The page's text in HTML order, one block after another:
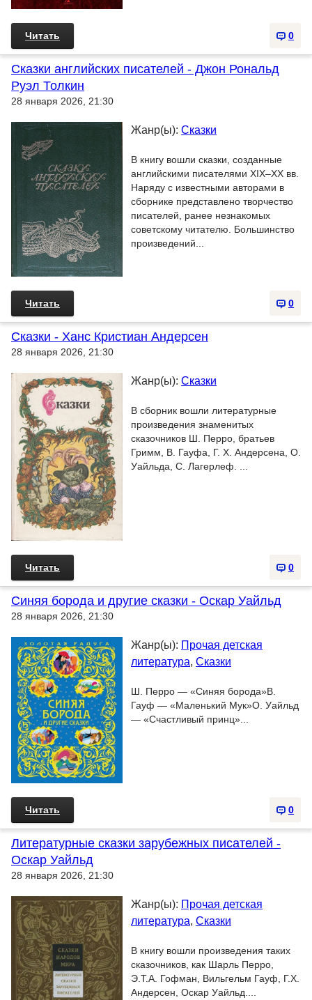
0
Читать
Сказки английских писателей - Джон Рональд
Руэл Толкин
28 января 2026, 21:30
Жанр(ы): Сказки
В книгу вошли сказки, созданные
английскими писателями XIX–XX вв.
Наряду с известными авторами в
сборнике представлено творчество
писателей, ранее незнакомых
советскому читателю. Большинство
произведений...
0
Читать
Сказки - Ханс Кристиан Андерсен
28 января 2026, 21:30
Жанр(ы): Сказки
В сборник вошли литературные
произведения знаменитых
сказочников Ш. Перро, братьев
Гримм, В. Гауфа, Г. Х. Андерсена, О.
Уайльда, С. Лагерлеф. ...
0
Читать
Синяя борода и другие сказки - Оскар Уайльд
28 января 2026, 21:30
Жанр(ы): Прочая детская
литература, Сказки
Ш. Перро — «Синяя борода»В.
Гауф — «Маленький Мук»О. Уайльд
— «Счастливый принц»...
0
Читать
Литературные сказки зарубежных писателей -
Оскар Уайльд
28 января 2026, 21:30
Жанр(ы): Прочая детская
литература, Сказки
В книгу вошли произведения таких
сказочников, как Шарль Перро,
Э.Т.А. Гофман, Вильгельм Гауф, Г.Х.
Андерсен, Оскар Уайльд....